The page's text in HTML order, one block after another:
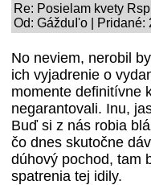
Re: Posielam kvety
Od: GážduI'o | Pridané:
No neviem, nerobil
ich vyjadrenie o
momente definitívne
negarantovali. Inu,
Buď si z nás robia
čo dnes skutočne
dúhový pochod, tam
spatrenia tej idily.